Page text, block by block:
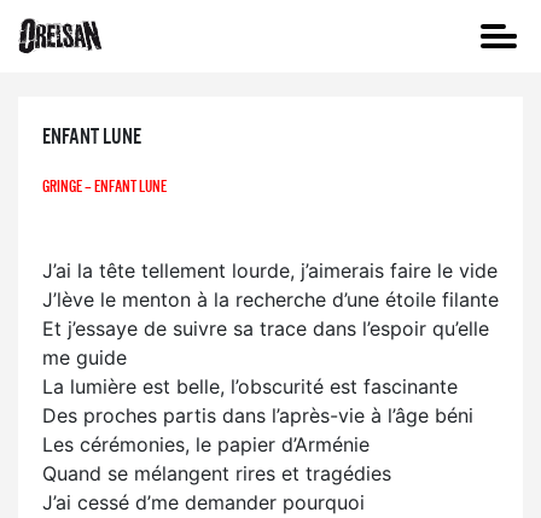
ENFANT LUNE
GRINGE – ENFANT LUNE
J’ai la tête tellement lourde, j’aimerais faire le vide
J’lève le menton à la recherche d’une étoile filante
Et j’essaye de suivre sa trace dans l’espoir qu’elle
me guide
La lumière est belle, l’obscurité est fascinante
Des proches partis dans l’après-vie à l’âge béni
Les cérémonies, le papier d’Arménie
Quand se mélangent rires et tragédies
J’ai cessé d’me demander pourquoi